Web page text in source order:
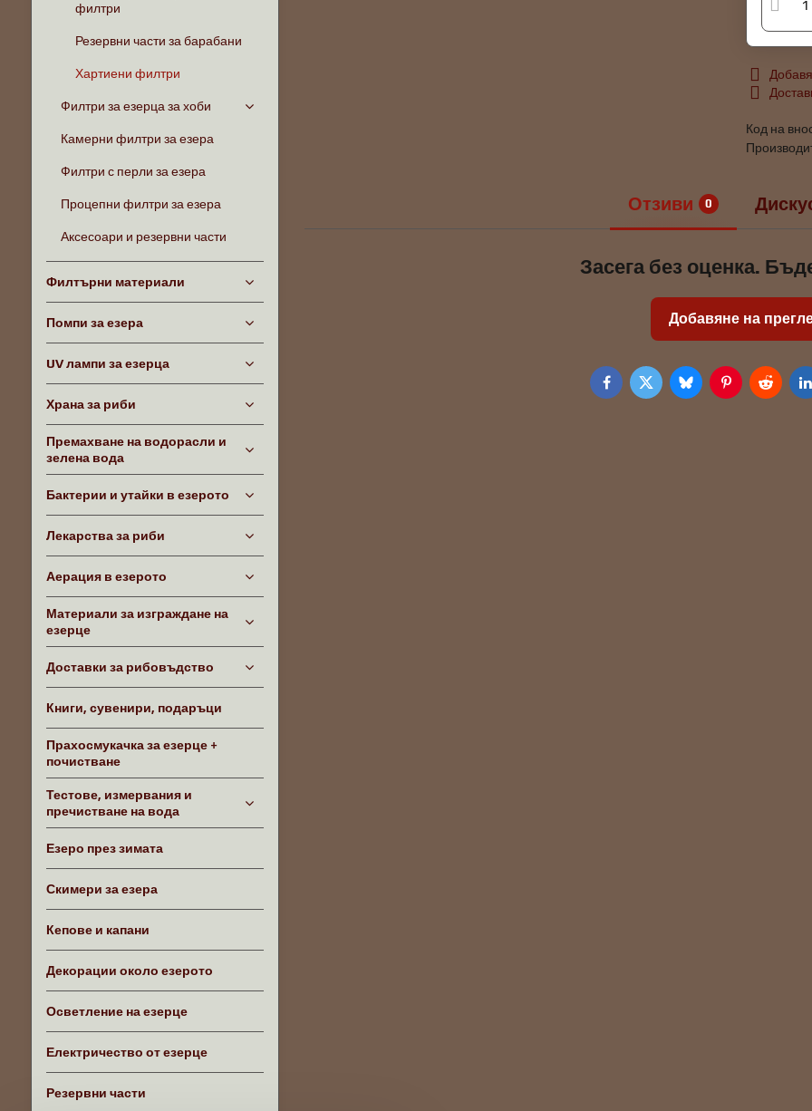
Код на
Отзиви 0
Засега без оценка.
Добавяне на
FacebookTwitterBlueskyPinterestReddit
филтри
Резервни части за барабани
Хартиени филтри
Филтри за езерца за хоби
Камерни филтри за езера
Филтри с перли за езера
Процепни филтри за езера
Аксесоари и резервни части
Филтърни материали
Помпи за езера
UV лампи за езерца
Храна за риби
Премахване на водорасли и
зелена вода
Бактерии и утайки в езерото
Лекарства за риби
Аерация в езерото
Материали за изграждане на
езерце
Доставки за рибовъдство
Книги, сувенири, подаръци
Прахосмукачка за езерце +
почистване
Тестове, измервания и
пречистване на вода
Езеро през зимата
Скимери за езера
Кепове и капани
Декорации около езерото
Осветление на езерце
Електричество от езерце
Резервни части